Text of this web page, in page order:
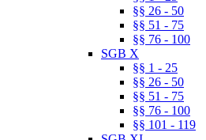
§§ 26 - 50
§§ 51 - 75
§§ 76 - 100
SGB X
§§ 1 - 25
§§ 26 - 50
§§ 51 - 75
§§ 76 - 100
§§ 101 - 119